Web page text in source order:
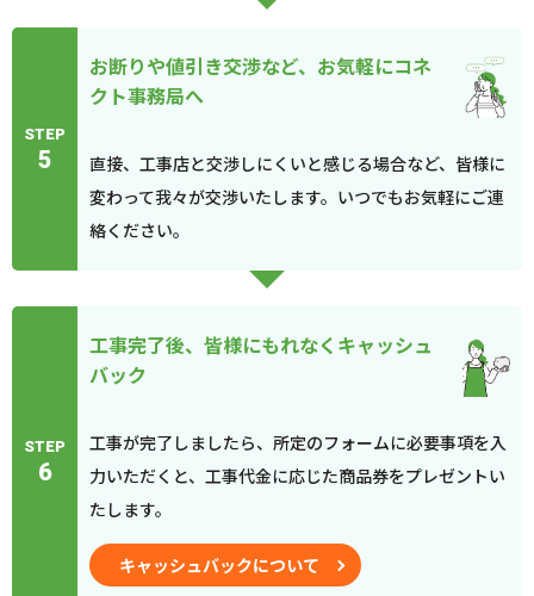
STEP
5
お断りや値引き交渉など、お気軽にコネ
クト事務局へ
直接、工事店と交渉しにくいと感じる場合など、皆様に
変わって我々が交渉いたします。いつでもお気軽にご連
絡ください。
STEP
6
工事完了後、皆様にもれなくキャッシュ
バック
工事が完了しましたら、所定のフォームに必要事項を入
力いただくと、工事代金に応じた商品券をプレゼントい
たします。
キャッシュバックについて